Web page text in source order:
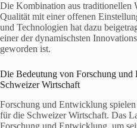
Die Kombination aus traditionellen
Qualität mit einer offenen
und Technologien hat dazu
einer der dynamischsten
geworden ist.
Die Bedeutung von Forschung
Schweizer Wirtschaft
Forschung und Entwicklung
für die Schweizer Wirtschaft. Das
Forschung und Entwicklung, um